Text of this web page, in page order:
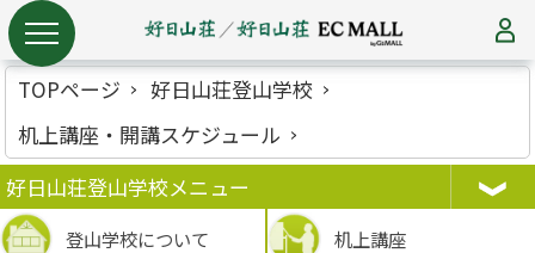
TOPページ
好日山荘登山学校
机上講座・開講スケジュール
好日山荘登山学校メニュー
登山学校について 机上講座